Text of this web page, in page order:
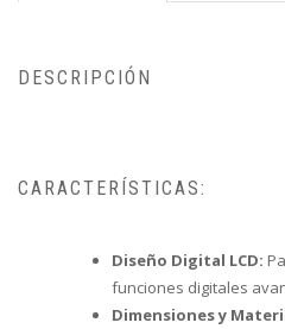
DESCRIPCIÓN
CARACTERÍSTICAS:
Diseño Digital LCD:
funciones digitales
Dimensiones y